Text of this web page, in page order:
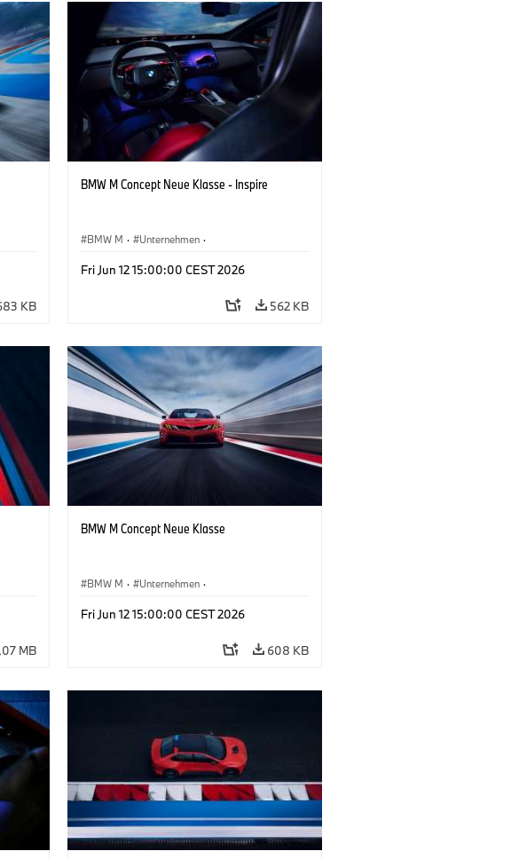
KB
BMW M Concept Neue Klasse - Inspire
BMW M · Unternehmen ·
Fri Jun 12 15:00:00 CEST 2026
562 KB
MB
BMW M Concept Neue Klasse
BMW M · Unternehmen ·
Fri Jun 12 15:00:00 CEST 2026
608 KB